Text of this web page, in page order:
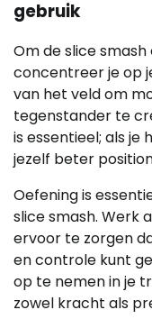
gebruik
Om de slice
concentreer je op
van het veld om
tegenstander te
is essentieel; als je
jezelf beter
Oefening is
slice smash. Werk
ervoor te zorgen
en controle kunt
op te nemen in je
zowel kracht als